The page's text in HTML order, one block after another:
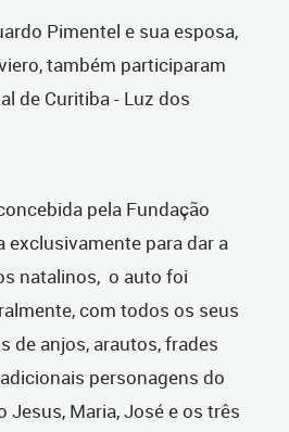
Pimentel e sua esposa,
também participaram
de Curitiba - Luz dos
pela Fundação
exclusivamente para dar a
natalinos, o auto foi
com todos os seus
de anjos, arautos, frades
personagens do
Maria, José e os três